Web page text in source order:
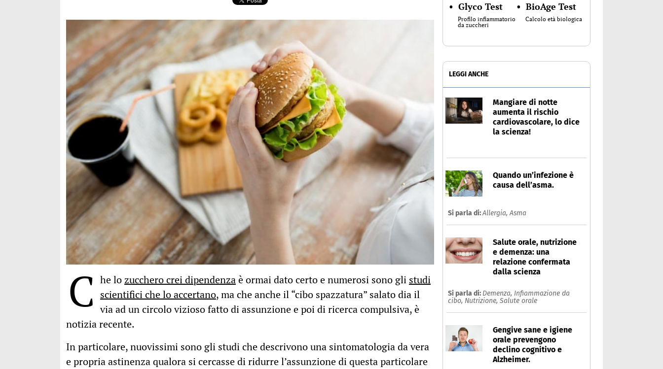
C he lo zucchero crei dipendenzaè ormai dato certo e numerosi sono gli studi
scientifici che lo accertano, ma che anche il “cibo spazzatura” salato dia il
via ad un circolo vizioso fatto di assunzione e poi di ricerca compulsiva, è
notizia recente.
In particolare, nuovissimi sono gli studi che descrivono una sintomatologia da vera
e propria astinenza qualora si cercasse di ridurre l’assunzione di questa particolare
• Glyco Test
Profilo infiammatorio
da zuccheri
• BioAge Test
Calcolo età biologica
LEGGI ANCHE
Mangiare di notte
aumenta il rischio
cardiovascolare, lo dice
la scienza!
Quando un’infezione è
causa dell’asma.
Si parla di:Allergia,Asma
Salute orale, nutrizione
e demenza: una
relazione confermata
dalla scienza
Si parla di: Demenza, Infiammazione da
cibo, Nutrizione, Salute orale
Gengive sane e igiene
orale prevengono
declino cognitivo e
Alzheimer.